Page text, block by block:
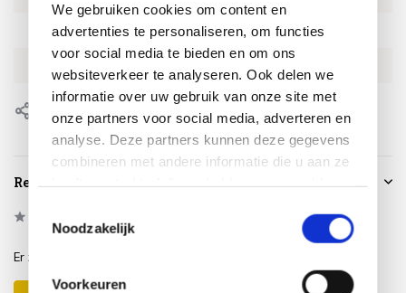
We gebruiken cookies om content en
advertenties te personaliseren, om functies
voor social media te bieden en om ons
websiteverkeer te analyseren. Ook delen we
informatie over uw gebruik van onze site met
onze partners voor social media, adverteren en
analyse. Deze partners kunnen deze gegevens
combineren met andere informatie die u aan ze
Noodzakelijk
Voorkeuren
SKU EXCA3298
Reviews
Er zijn nog geen reviews geschreven over dit product..